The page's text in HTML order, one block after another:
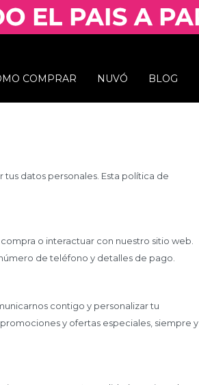
COMPRAR NUVÓ BLOG
datos personales. Esta política de
o interactuar con nuestro sitio web.
de teléfono y detalles de pago.
contigo y personalizar tu
y ofertas especiales, siempre y